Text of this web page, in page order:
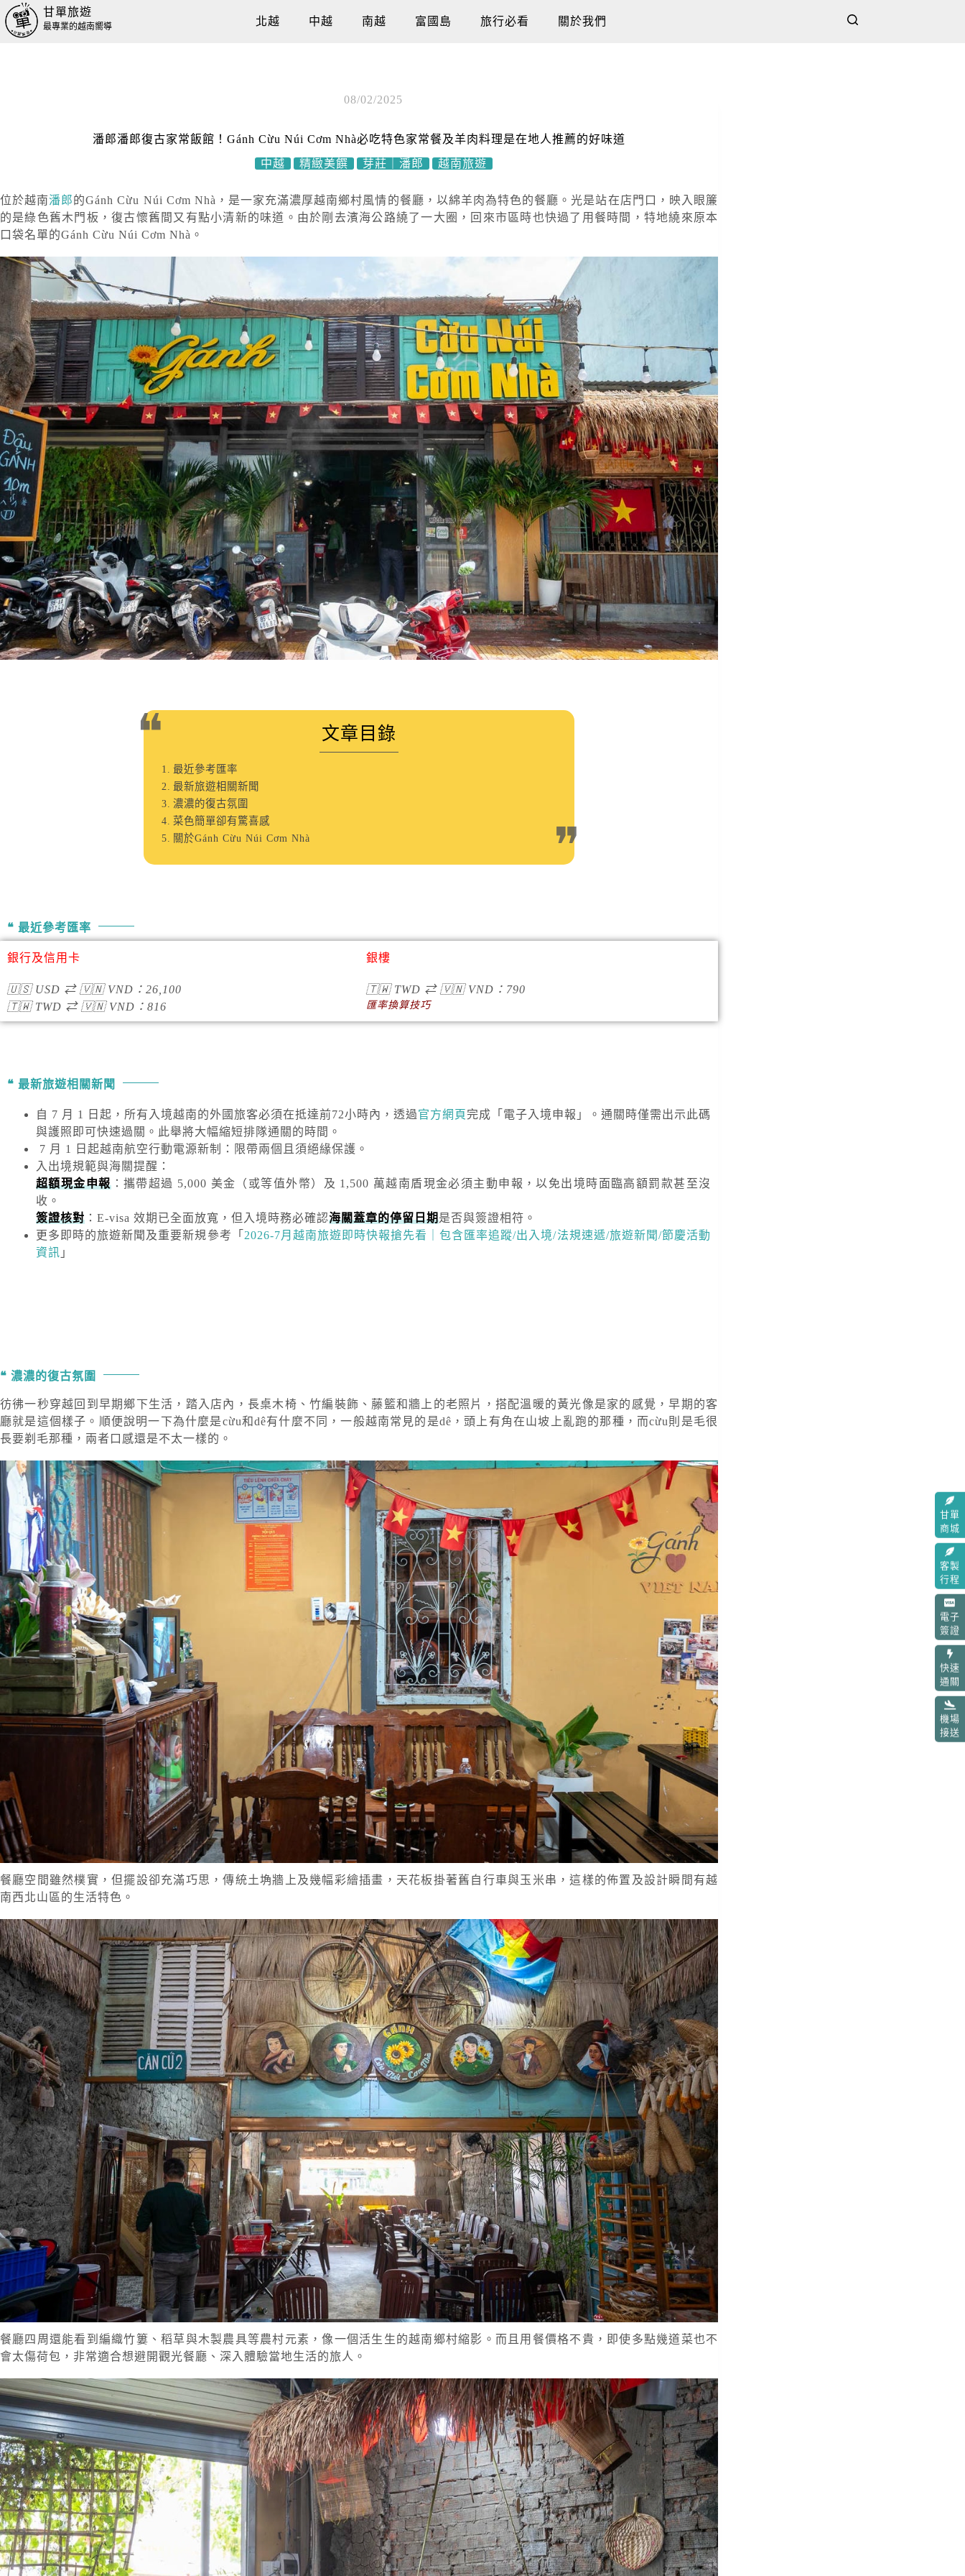
甘單旅遊
最專業的越南嚮導 北越 中越 南越 富國島 旅行必看 關於我們
甘單
商城
客製
行程
電子
簽證
快速
通關
機場
接送
08/02/2025
潘郎潘郎復古家常飯館！Gánh Cừu Núi Cơm Nhà必吃特色家常餐及羊肉料理是在地人推薦的好味道
中越
精緻美饌 芽莊｜潘郎 越南旅遊
位於越南潘郎的Gánh Cừu Núi Cơm Nhà，是一家充滿濃厚越南鄉村風情的餐廳，以綿羊肉為特色的餐廳。光是站在店門口，映入眼簾
的是綠色舊木門板，復古懷舊間又有點小清新的味道。由於剛去濱海公路繞了一大圈，回來市區時也快過了用餐時間，特地繞來原本
口袋名單的Gánh Cừu Núi Cơm Nhà。
文章目錄
最近參考匯率
最新旅遊相關新聞
濃濃的復古氛圍
菜色簡單卻有驚喜感
關於Gánh Cừu Núi Cơm Nhà
最近參考匯率
銀行及信用卡
🇺🇸USD ⇄ 🇻🇳VND ： 26,100
🇹🇼TWD ⇄ 🇻🇳VND ： 816
銀樓
🇹🇼TWD ⇄ 🇻🇳VND ：790
匯率換算技巧
最新旅遊相關新聞
自 7 月 1 日起，所有入境越南的外國旅客必須在抵達前72小時內，透過官方網頁 完成「電子入境申報」。通關時僅需出示此碼
與護照即可快速過關。此舉將大幅縮短排隊通關的時間。
7 月 1 日起越南航空行動電源新制：限帶兩個且須絕緣保護。
入出境規範與海關提醒 ：
超額現金申報：攜帶超過 5,000 美金 （或等值外幣）及 1,500 萬越南盾現金必須主動申報，以免出境時面臨高額罰款甚至沒
收。
簽證核對 ：E-visa 效期已全面放寬，但入境時務必確認海關蓋章的停留日期是否與簽證相符。
更多即時的旅遊新聞及重要新規參考「 2026-7月越南旅遊即時快報搶先看｜包含匯率追蹤/出入境/法規速遞/旅遊新聞/節慶活動
資訊 」
濃濃的復古氛圍
彷彿一秒穿越回到早期鄉下生活，踏入店內，長桌木椅、竹編裝飾、藤籃和牆上的老照片，搭配溫暖的黃光像是家的感覺，早期的客
廳就是這個樣子。順便說明一下為什麼是cừu和dê有什麼不同，一般越南常見的是dê，頭上有角在山坡上亂跑的那種，而cừu則是毛很
長要剃毛那種，兩者口感還是不太一樣的。
餐廳空間雖然樸實，但擺設卻充滿巧思，傳統土埆牆上及幾幅彩繪插畫，天花板掛著舊自行車與玉米串，這樣的佈置及設計瞬間有越
南西北山區的生活特色。
餐廳四周還能看到編織竹簍、稻草與木製農具等農村元素，像一個活生生的越南鄉村縮影。而且用餐價格不貴，即使多點幾道菜也不
會太傷荷包，非常適合想避開觀光餐廳、深入體驗當地生活的旅人。